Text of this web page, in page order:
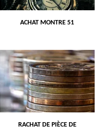
ACHAT MONTRE 51
RACHAT DE PIÈCE DE